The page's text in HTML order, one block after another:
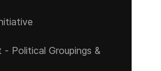
- Political Groupings &